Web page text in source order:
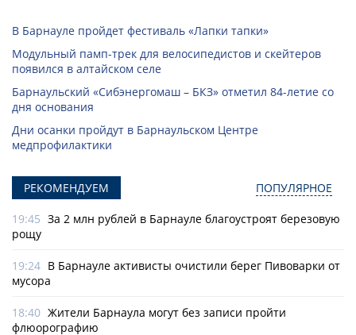
В Барнауле пройдет фестиваль «Лапки тапки»
Модульный памп-трек для велосипедистов и скейтеров
появился в алтайском селе
Барнаульский «Сибэнергомаш – БКЗ» отметил 84-летие со
дня основания
Дни осанки пройдут в Барнаульском Центре
медпрофилактики
РЕКОМЕНДУЕМ ПОПУЛЯРНОЕ
19:45 За 2 млн рублей в Барнауле благоустроят березовую
рощу
19:24 В Барнауле активисты очистили берег Пивоварки от
мусора
18:40 Жители Барнаула могут без записи пройти
флюорографию